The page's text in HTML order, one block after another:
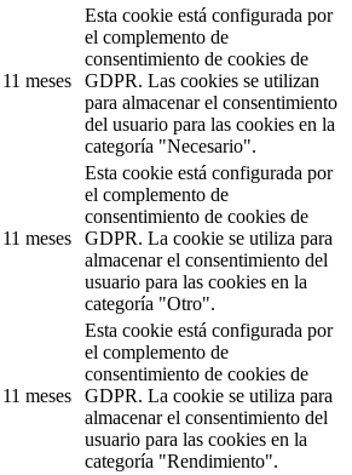
11 meses
Esta cookie está configurada por
el complemento de
consentimiento de cookies de
GDPR. Las cookies se utilizan
para almacenar el consentimiento
del usuario para las cookies en la
categoría "Necesario".
11 meses
Esta cookie está configurada por
el complemento de
consentimiento de cookies de
GDPR. La cookie se utiliza para
almacenar el consentimiento del
usuario para las cookies en la
categoría "Otro".
11 meses
Esta cookie está configurada por
el complemento de
consentimiento de cookies de
GDPR. La cookie se utiliza para
almacenar el consentimiento del
usuario para las cookies en la
categoría "Rendimiento".